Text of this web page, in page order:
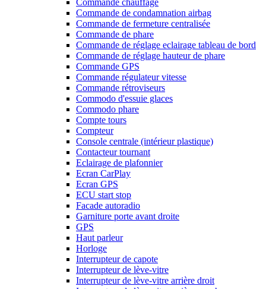
Commande chauffage
Commande de condamnation airbag
Commande de fermeture centralisée
Commande de phare
Commande de réglage eclairage tableau de bord
Commande de réglage hauteur de phare
Commande GPS
Commande régulateur vitesse
Commande rétroviseurs
Commodo d'essuie glaces
Commodo phare
Compte tours
Compteur
Console centrale (intérieur plastique)
Contacteur tournant
Eclairage de plafonnier
Ecran CarPlay
Ecran GPS
ECU start stop
Facade autoradio
Garniture porte avant droite
GPS
Haut parleur
Horloge
Interrupteur de capote
Interrupteur de lève-vitre
Interrupteur de lève-vitre arrière droit